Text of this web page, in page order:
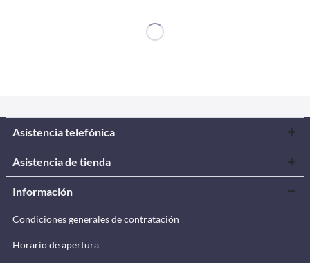
Asistencia telefónica
Asistencia de tienda
Información
Condiciones generales de contratación
Horario de apertura